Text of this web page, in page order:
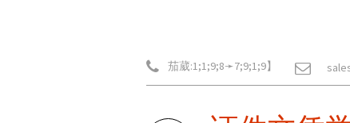
茄葳:1;1;9;8➛7;9;1;9】